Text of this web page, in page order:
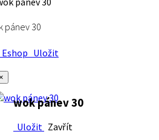
pánev 30
Uložit
wok pánev 30
Uložit Zavřít